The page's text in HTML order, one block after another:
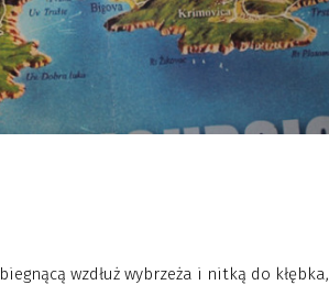
biegnącą wzdłuż wybrzeża i nitką do kłębka,